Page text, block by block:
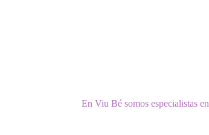
En Viu Bé somos especialistas en